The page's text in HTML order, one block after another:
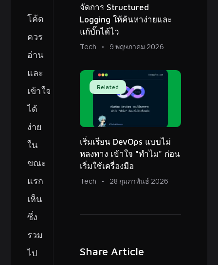
โค้ด
ควร
อ่าน
และ
เข้าใจ
ได้
ง่าย
ใน
ขณะ
แรก
เห็น
ซึ่ง
รวม
ไป
จัดการ Structured
Logging ให้ค้นหาง่ายและ
แก้บั๊กได้ไว
Tech 9 พฤษภาคม 2026
Related
เริ่มเรียน DevOps แบบไม่
หลงทาง เข้าใจ "ทำไม" ก่อน
เริ่มใช้เครื่องมือ
Tech 28 กุมภาพันธ์ 2026
Share Article